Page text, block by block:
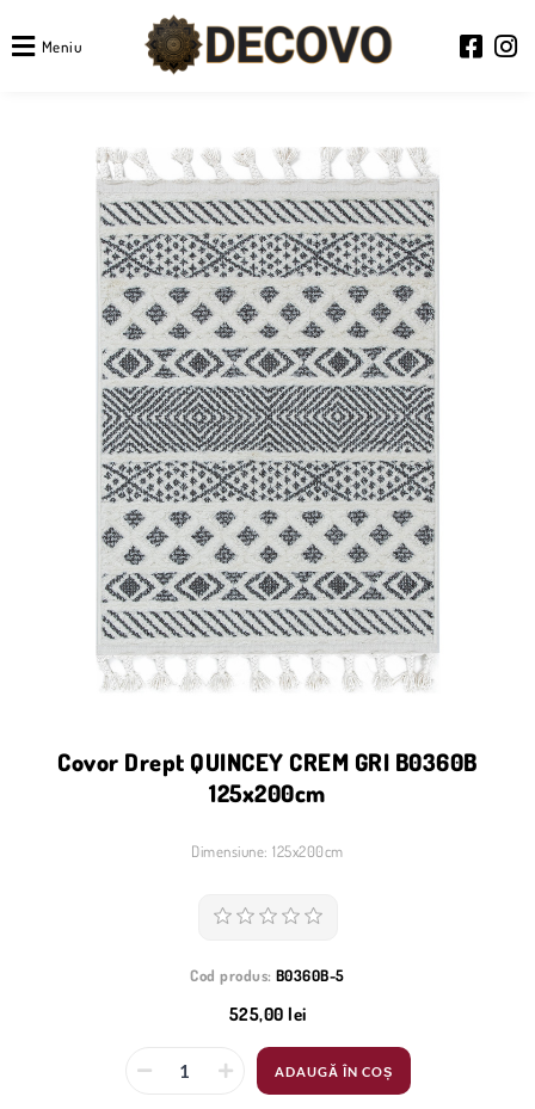
Meniu
Covor Drept QUINCEY CREM GRI B0360B
125x200cm
Dimensiune: 125x200cm
Cod produs: B0360B-5
525,00 lei
ADAUGĂ ÎN COȘ